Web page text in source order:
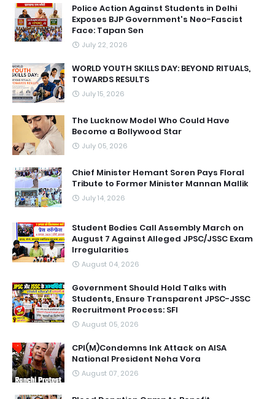
Police Action Against Students in Delhi
Exposes BJP Government's Neo-Fascist
Face: Tapan Sen
July 22, 2026
WORLD YOUTH SKILLS DAY: BEYOND RITUALS,
TOWARDS RESULTS
July 15, 2026
The Lucknow Model Who Could Have
Become a Bollywood Star
July 05, 2026
Chief Minister Hemant Soren Pays Floral
Tribute to Former Minister Mannan Mallik
July 14, 2026
Student Bodies Call Assembly March on
August 7 Against Alleged JPSC/JSSC Exam
Irregularities
August 04, 2026
Government Should Hold Talks with
Students, Ensure Transparent JPSC-JSSC
Recruitment Process: SFI
August 05, 2026
CPI(M)Condemns Ink Attack on AISA
National President Neha Vora
August 07, 2026